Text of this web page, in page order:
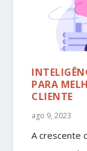
PARA
CLIENTE
ago 9, 2023
A crescente